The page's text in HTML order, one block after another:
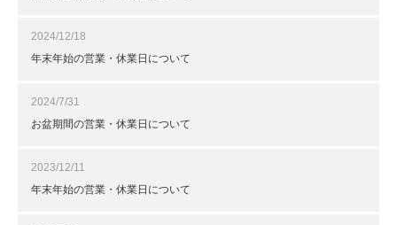
2024/12/18
年末年始の営業・休業日について
2024/7/31
お盆期間の営業・休業日について
2023/12/11
年末年始の営業・休業日について